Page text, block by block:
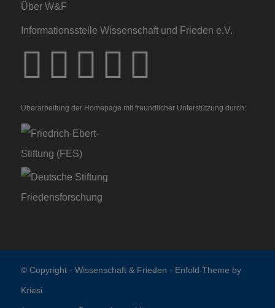
Über W&F
Informationsstelle Wissenschaft und Frieden e.V.
Überarbeitung der Homepage mit freundlicher Unterstützung durch:
© Copyright - Wissenschaft & Frieden - Enfold Theme by
Kriesi